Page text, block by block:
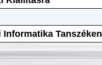
Tanszéken